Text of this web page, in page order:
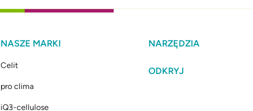
NASZE MARKI
Celit
pro clima
iQ3-cellulose
NARZĘDZIA
ODKRYJ